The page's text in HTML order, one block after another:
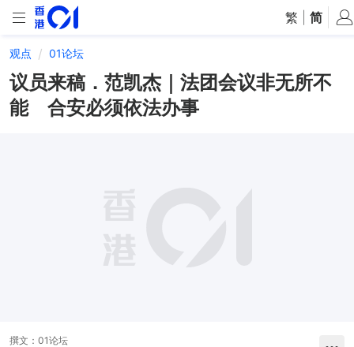
繁 简
观点 01论坛
议员来稿．范凯杰｜法团会议非无所不
能 合安必须依法办事
撰文： 01论坛